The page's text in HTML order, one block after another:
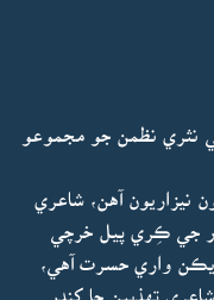
نثري نظمن جو مجموعو
نيزاريون آهن، شاعري
جي ڪِري پيل خرچي
واري حسرت آهي،
تهذيبن جا کنڊر